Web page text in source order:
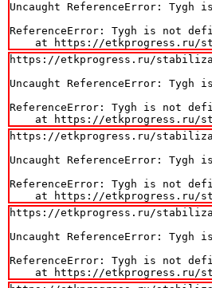
Uncaught ReferenceError: Tygh
ReferenceError: Tygh is not
at https://etkprogress.ru/
https://etkprogress.ru/
Uncaught ReferenceError: Tygh
ReferenceError: Tygh is not
at https://etkprogress.ru/
https://etkprogress.ru/
Uncaught ReferenceError: Tygh
ReferenceError: Tygh is not
at https://etkprogress.ru/
https://etkprogress.ru/
Uncaught ReferenceError: Tygh
ReferenceError: Tygh is not
at https://etkprogress.ru/